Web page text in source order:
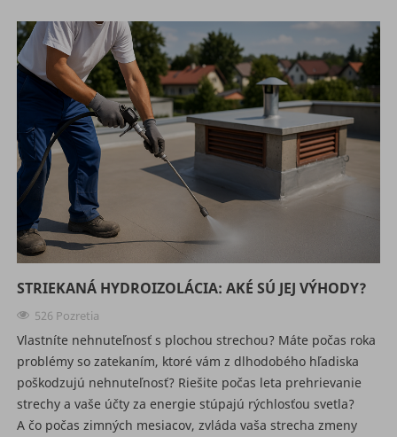
STRIEKANÁ HYDROIZOLÁCIA: AKÉ SÚ JEJ VÝHODY?
526 Pozretia
Vlastníte nehnuteľnosť s plochou strechou? Máte počas roka
problémy so zatekaním, ktoré vám z dlhodobého hľadiska
poškodzujú nehnuteľnosť? Riešite počas leta prehrievanie
strechy a vaše účty za energie stúpajú rýchlosťou svetla?
A čo počas zimných mesiacov, zvláda vaša strecha zmeny